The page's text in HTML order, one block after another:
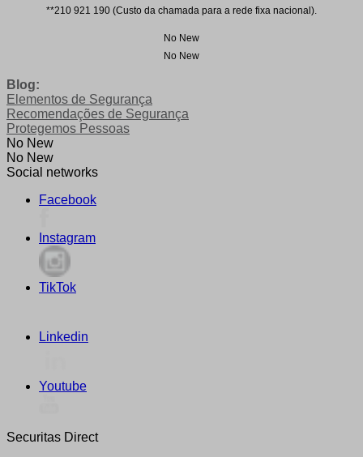
**210 921 190 (Custo da chamada para a rede fixa nacional).
No New
No New
Blog:
Elementos de Segurança
Recomendações de Segurança
Protegemos Pessoas
No New
No New
Social networks
Facebook
Instagram
TikTok
Linkedin
Youtube
Securitas Direct